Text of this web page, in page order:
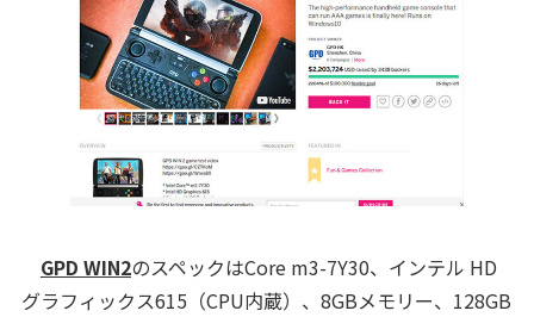
GPD WIN2のスペックはCore m3-7Y30、インテル HD
グラフィックス615（CPU内蔵）、8GBメモリー、128GB